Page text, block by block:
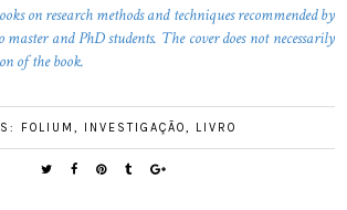
on research methods and techniques recommended by
and PhD students. The cover does not necessarily
of the book.
FOLIUM , INVESTIGAÇÃO, LIVRO